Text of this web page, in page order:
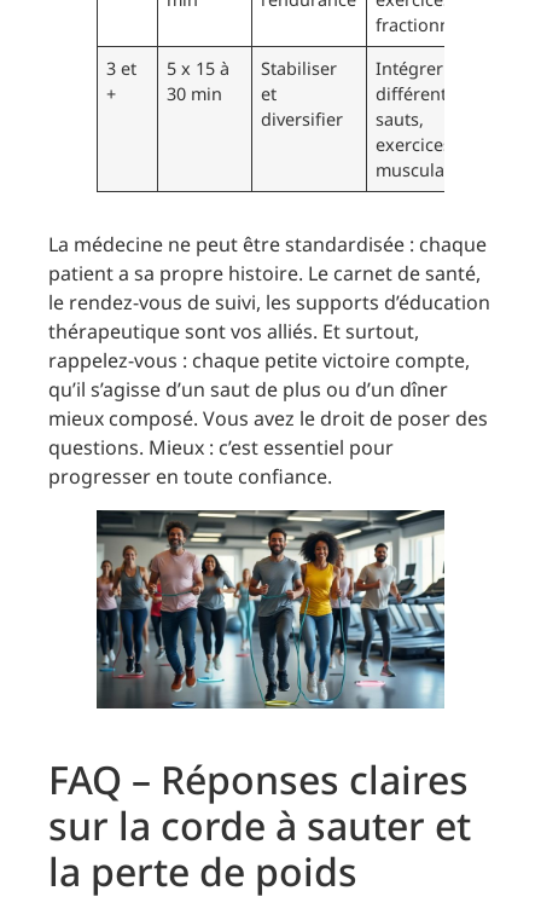
fractionné
3 et
+
5 x 15 à
30 min
Stabiliser
et
diversifier
Intégrer
différents
sauts,
exercices
musculaires
La médecine ne peut être standardisée : chaque
patient a sa propre histoire. Le carnet de santé,
le rendez-vous de suivi, les supports d’éducation
thérapeutique sont vos alliés. Et surtout,
rappelez-vous : chaque petite victoire compte,
qu’il s’agisse d’un saut de plus ou d’un dîner
mieux composé. Vous avez le droit de poser des
questions. Mieux : c’est essentiel pour
progresser en toute confiance.
FAQ – Réponses claires
sur la corde à sauter et
la perte de poids